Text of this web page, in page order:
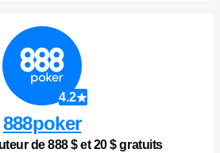
4.2
888poker
de 888 $ et 20 $ gratuits